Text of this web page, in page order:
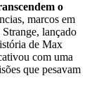
o
marcos em
lançado
de Max
com uma
que pesavam